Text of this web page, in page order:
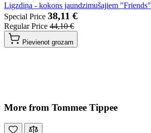
Ligzdiņa - kokons jaundzimušajiem "Friends"
Special Price 38,11 €
Regular Price 44,10 €
Pievienot grozam
More from Tommee Tippee